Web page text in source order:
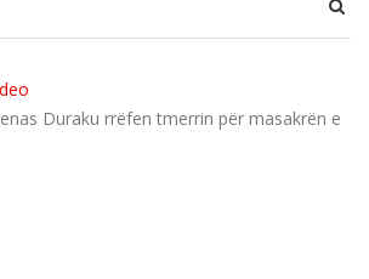
Duraku rrëfen tmerrin për masakrën e